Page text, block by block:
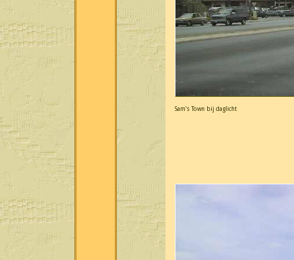
Sam's Town bij daglicht